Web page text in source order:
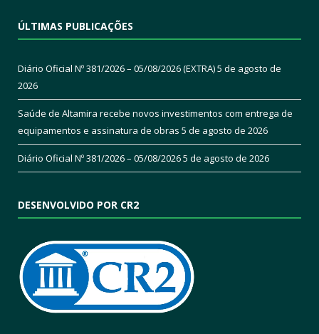
ÚLTIMAS PUBLICAÇÕES
Diário Oficial Nº 381/2026 – 05/08/2026 (EXTRA)5 de agosto de
2026
Saúde de Altamira recebe novos investimentos com entrega de
equipamentos e assinatura de obras 5 de agosto de 2026
Diário Oficial Nº 381/2026 – 05/08/20265 de agosto de 2026
DESENVOLVIDO POR CR2